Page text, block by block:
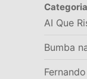
AI Que
Bumba